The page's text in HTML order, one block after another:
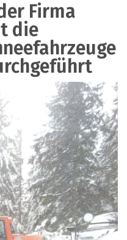
Firma
die